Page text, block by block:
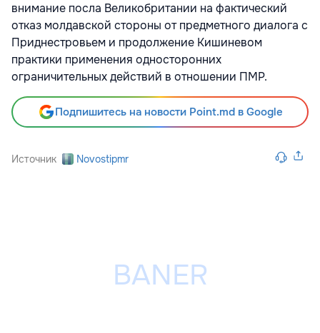
внимание посла Великобритании на фактический
отказ молдавской стороны от предметного диалога с
Приднестровьем и продолжение Кишиневом
практики применения односторонних
ограничительных действий в отношении ПМР.
Подпишитесь на новости Point.md в Google
Источник Novostipmr